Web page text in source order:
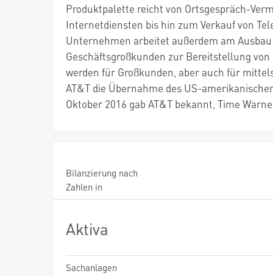
Produktpalette reicht von Ortsgespräch-
Internetdiensten bis hin zum Verkauf von
Unternehmen arbeitet außerdem am
Geschäftsgroßkunden zur Bereitstellung
werden für Großkunden, aber auch für
AT&T die Übernahme des US-
Oktober 2016 gab AT&T bekannt, Time
Bilanzierung nach
Zahlen in
Aktiva
Sachanlagen